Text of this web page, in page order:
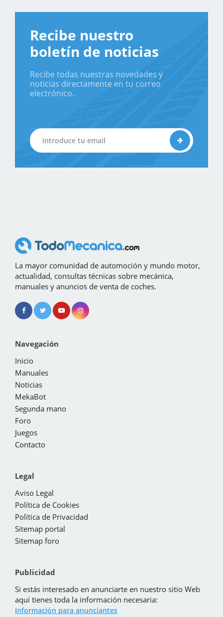
Recibe nuestro
boletín de noticias
Recibe todas nuestras novedades y
noticias directamente en tu correo
electrónico.
La mayor comunidad de automoción y mundo motor,
actualidad, consultas técnicas sobre mecánica,
manuales y anuncios de venta de coches.
Navegación
Inicio
Manuales
Noticias
MekaBot
Segunda mano
Foro
Juegos
Contacto
Legal
Aviso Legal
Política de Cookies
Política de Privacidad
Sitemap portal
Sitemap foro
Publicidad
Si estás interesado en anunciarte en nuestro sitio Web
aquí tienes toda la información necesaria:
Información para anunciantes